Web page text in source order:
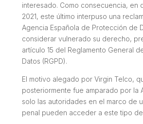
interesado. Como consecuencia, en
2021, este último interpuso una
Agencia Española de Protección de
considerar vulnerado su derecho,
artículo 15 del Reglamento General
Datos (RGPD).
El motivo alegado por Virgin Telco,
posteriormente fue amparado por la
solo las autoridades en el marco de
penal pueden acceder a este tipo